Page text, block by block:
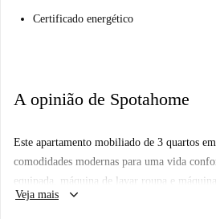
Certificado energético
A opinião de Spotahome
Este apartamento mobiliado de 3 quartos
comodidades modernas para uma vida
equipada, máquina de lavar roupa e
varanda proporciona espaço adicional ao ar
Veja mais keyboard_arrow_down